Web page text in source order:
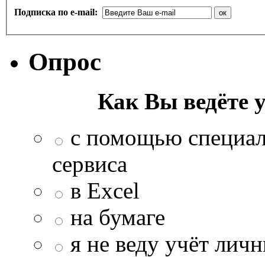
Подписка по e-mail:
Опрос
Как Вы ведёте
с помощью
сервиса
в Excel
на бумаге
я не веду учёт